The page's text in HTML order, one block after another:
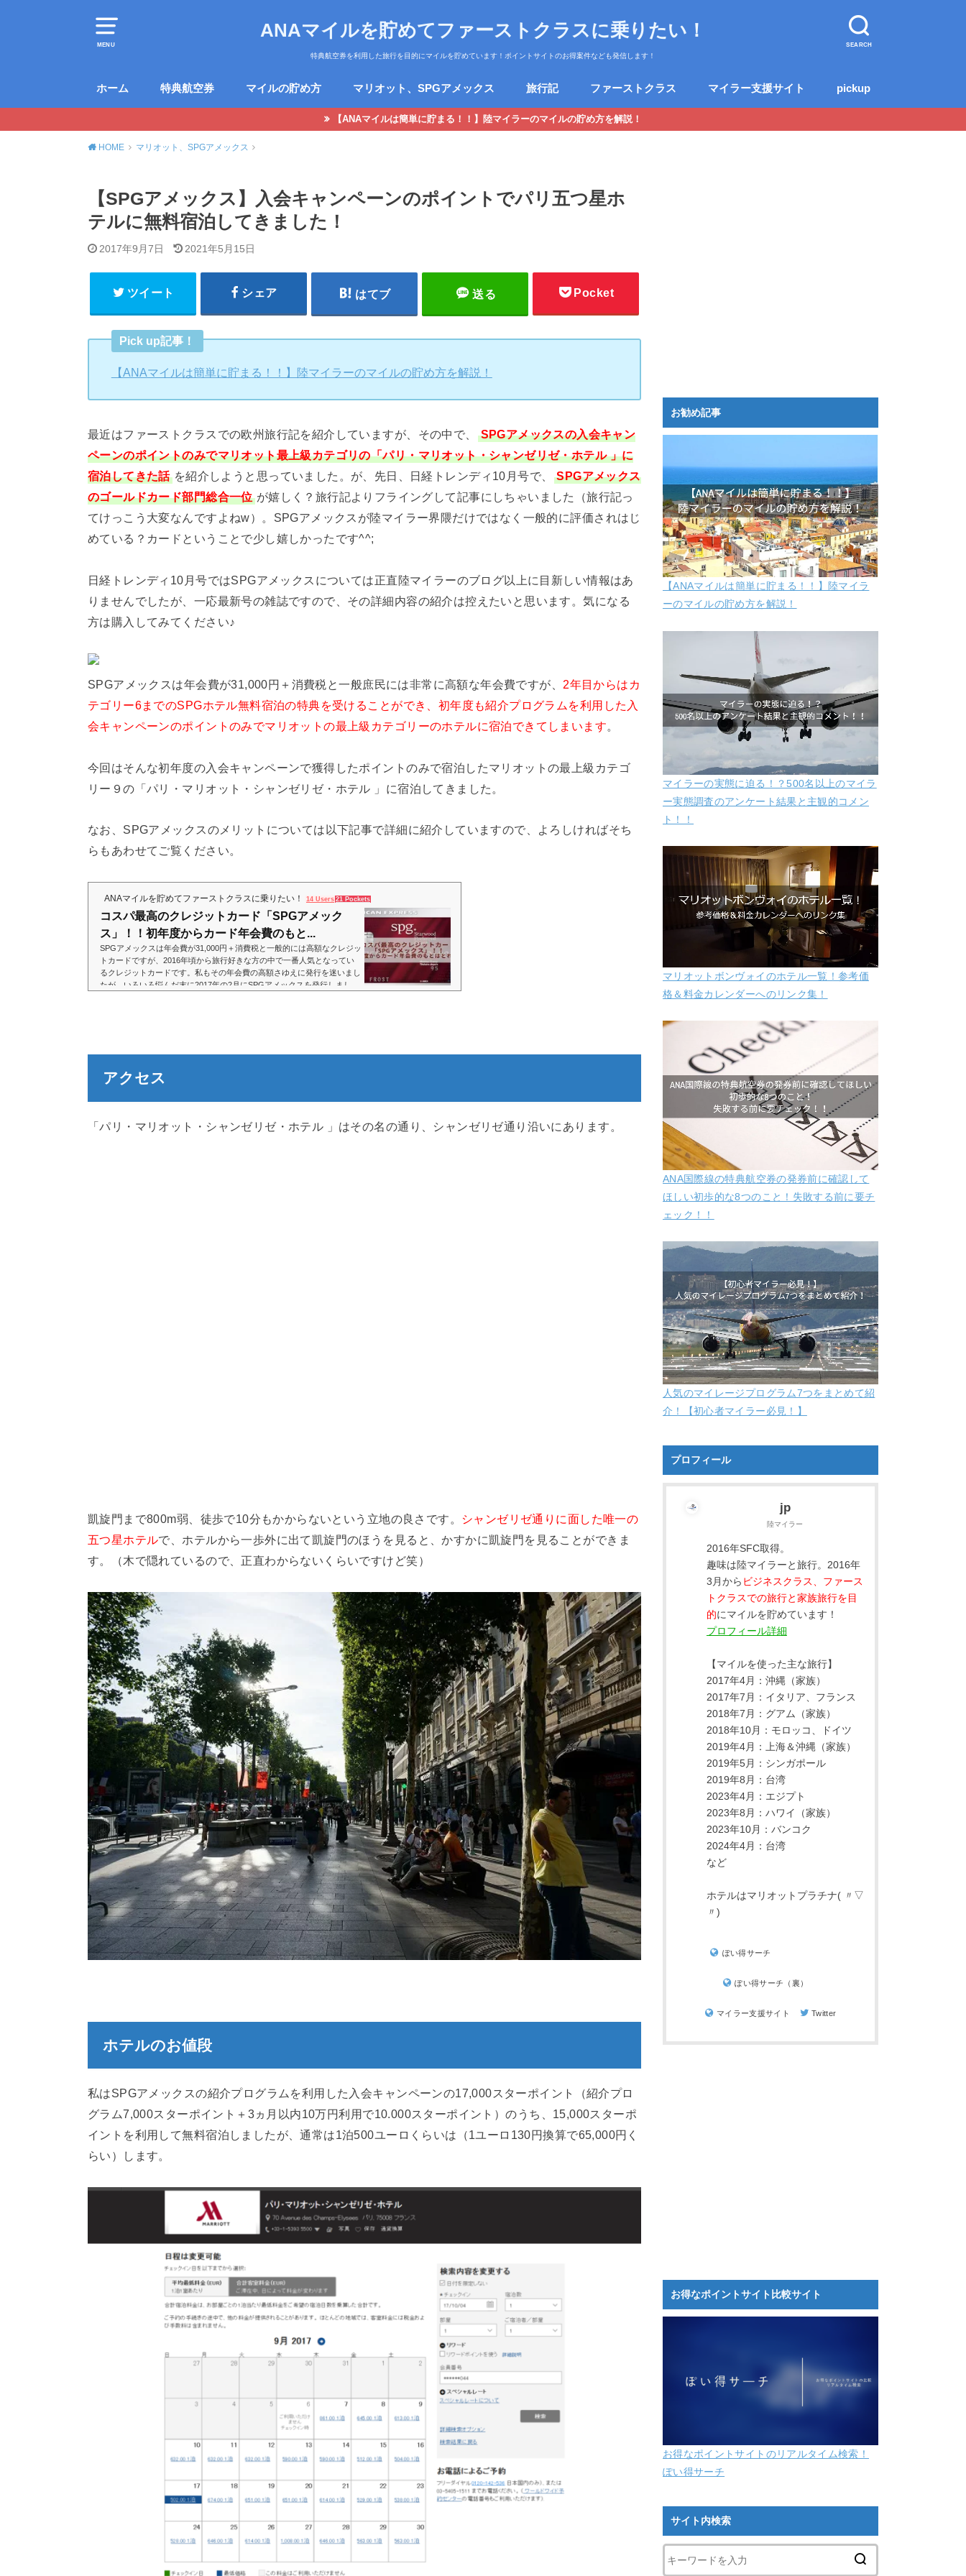
MENU SEARCH
ANAマイルを貯めてファーストクラスに乗りたい！
特典航空券を利用した旅行を目的にマイルを貯めています！ポイントサイトのお得案件なども発信します！
ホーム 特典航空券 マイルの貯め方 マリオット、SPGアメックス 旅行記 ファーストクラス マイラー支援サイト pickup
【ANAマイルは簡単に貯まる！！】陸マイラーのマイルの貯め方を解説！
HOME マリオット、SPGアメックス
【SPGアメックス】入会キャンペーンのポイントでパリ五つ星ホ
テルに無料宿泊してきました！
2017年9月7日 2021年5月15日
ツイート シェア はてブ 送る Pocket
Pick up記事！
【ANAマイルは簡単に貯まる！！】陸マイラーのマイルの貯め方を解説！
最近はファーストクラスでの欧州旅行記を紹介していますが、その中で、
SPGアメックスの入会キャン
ペーンのポイントのみでマリオット最上級カテゴリの「パリ・マリオット・シャンゼリゼ・ホテル 」に
宿泊してきた話 を紹介しようと思っていました。が、先日、日経トレンディ10月号で、
SPGアメックス
のゴールドカード部門総合一位 が嬉しく？旅行記よりフライングして記事にしちゃいました（旅行記っ
てけっこう大変なんですよねw）。SPGアメックスが陸マイラー界隈だけではなく一般的に評価されはじ
めている？カードということで少し嬉しかったです^^;
日経トレンディ10月号ではSPGアメックスについては正直陸マイラーのブログ以上に目新しい情報はあ
りませんでしたが、一応最新号の雑誌ですので、その詳細内容の紹介は控えたいと思います。気になる
方は購入してみてください♪
SPGアメックスは年会費が31,000円＋消費税と一般庶民には非常に高額な年会費ですが、 2年目からはカ
テゴリー6までのSPGホテル無料宿泊の特典を受けることができ、初年度も紹介プログラムを利用した入
会キャンペーンのポイントのみでマリオットの最上級カテゴリーのホテルに宿泊できてしまいます。
今回はそんな初年度の入会キャンペーンで獲得したポイントのみで宿泊したマリオットの最上級カテゴ
リー９の「パリ・マリオット・シャンゼリゼ・ホテル 」に宿泊してきました。
なお、SPGアメックスのメリットについては以下記事で詳細に紹介していますので、よろしければそち
らもあわせてご覧ください。
ANAマイルを貯めてファーストクラスに乗りたい！ 14 Users 21 Pockets
コスパ最高のクレジットカード「SPGアメック
ス」！！初年度からカード年会費のもと...
SPGアメックスは年会費が31,000円＋消費税と一般的には高額なクレジッ
トカードですが、2016年頃から旅行好きな方の中で一番人気となってい
るクレジットカードです。私もその年会費の高額さゆえに発行を迷いまし
たが、いろいろ悩んだ末に2017年の2月にSPGアメックスを発行しまし
アクセス
「パリ・マリオット・シャンゼリゼ・ホテル 」はその名の通り、シャンゼリゼ通り沿いにあります。
凱旋門まで800m弱、徒歩で10分もかからないという立地の良さです。
シャンゼリゼ通りに面した唯一の
五つ星ホテルで、ホテルから一歩外に出て凱旋門のほうを見ると、かすかに凱旋門を見ることができま
す。（木で隠れているので、正直わからないくらいですけど笑）
ホテルのお値段
私はSPGアメックスの紹介プログラムを利用した入会キャンペーンの17,000スターポイント（紹介プロ
グラム7,000スターポイント＋3ヵ月以内10万円利用で10.000スターポイント）のうち、15,000スターポ
イントを利用して無料宿泊しましたが、通常は1泊500ユーロくらいは（1ユーロ130円換算で65,000円く
らい）します。
お勧め記事
【ANAマイルは簡単に貯まる！！】陸マイラ
ーのマイルの貯め方を解説！
マイラーの実態に迫る！？500名以上のマイラ
ー実態調査のアンケート結果と主観的コメン
ト！！
マリオットボンヴォイのホテル一覧！参考価
格＆料金カレンダーへのリンク集！
ANA国際線の特典航空券の発券前に確認して
ほしい初歩的な8つのこと！失敗する前に要チ
ェック！！
人気のマイレージプログラム7つをまとめて紹
介！【初心者マイラー必見！】
プロフィール
jp
陸マイラー
2016年SFC取得。
趣味は陸マイラーと旅行。2016年
3月から ビジネスクラス、ファース
トクラスでの旅行と家族旅行を目
的にマイルを貯めています！
プロフィール詳細
【マイルを使った主な旅行】
2017年4月：沖縄（家族）
2017年7月：イタリア、フランス
2018年7月：グアム（家族）
2018年10月：モロッコ、ドイツ
2019年4月：上海＆沖縄（家族）
2019年5月：シンガポール
2019年8月：台湾
2023年4月：エジプト
2023年8月：ハワイ（家族）
2023年10月：バンコク
2024年4月：台湾
など
ホテルはマリオットプラチナ( 〃▽
〃)
ぽい得サーチ
ぽい得サーチ（裏）
マイラー支援サイト Twitter
お得なポイントサイト比較サイト
お得なポイントサイトのリアルタイム検索！
ぽい得サーチ
サイト内検索